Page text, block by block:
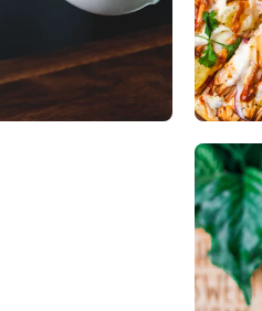
新鲜采